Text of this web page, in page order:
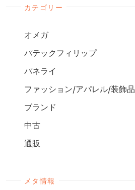
カテゴリー
オメガ
パテックフィリップ
パネライ
ファッション/アパレル/装飾品
ブランド
中古
通販
メタ情報